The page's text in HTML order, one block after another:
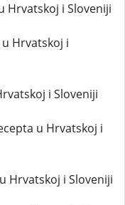
Hrvatskoj i Sloveniji
Hrvatskoj i
i Sloveniji
u Hrvatskoj i
Hrvatskoj i Sloveniji